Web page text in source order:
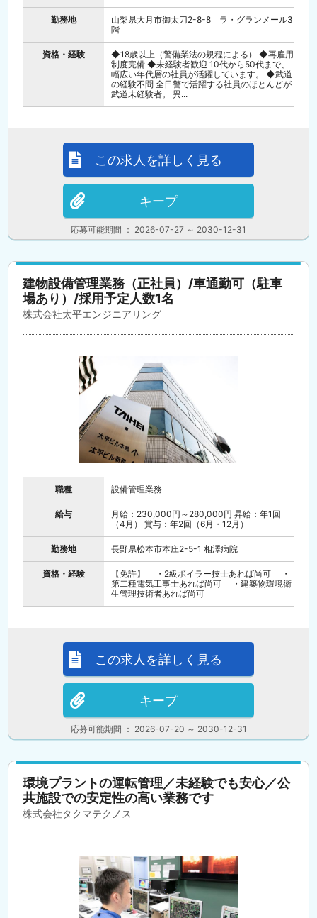
勤務地
山梨県大月市御太刀2-8-8 ラ・グランメール3
階
資格・経験
◆18歳以上（警備業法の規程による） ◆再雇用
制度完備 ◆未経験者歓迎 10代から50代まで、
幅広い年代層の社員が活躍しています。 ◆武道
の経験不問 全日警で活躍する社員のほとんどが
武道未経験者。 異...
応募可能期間 ： 2026-07-27 ～ 2030-12-31
この求人を詳しく見る
キープ
建物設備管理業務（正社員）/車通勤可（駐車
場あり）/採用予定人数1名
株式会社太平エンジニアリング
職種 設備管理業務
給与
月給：230,000円～280,000円 昇給：年1回
（4月） 賞与：年2回（6月・12月）
勤務地 長野県松本市本庄2-5-1 相澤病院
資格・経験
【免許】 ・2級ボイラー技士あれば尚可 ・
第二種電気工事士あれば尚可 ・建築物環境衛
生管理技術者あれば尚可
応募可能期間 ： 2026-07-20 ～ 2030-12-31
この求人を詳しく見る
キープ
環境プラントの運転管理／未経験でも安心／公
共施設での安定性の高い業務です
株式会社タクマテクノス